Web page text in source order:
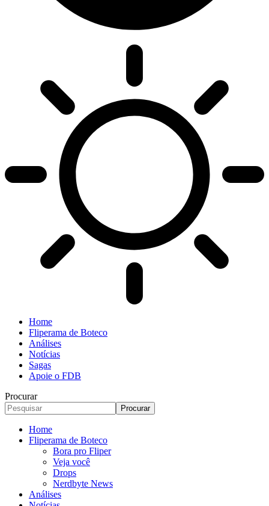
Home
Fliperama de Boteco
Análises
Notícias
Sagas
Apoie o FDB
Procurar
Home
Fliperama de Boteco
Bora pro Fliper
Veja você
Drops
Nerdbyte News
Análises